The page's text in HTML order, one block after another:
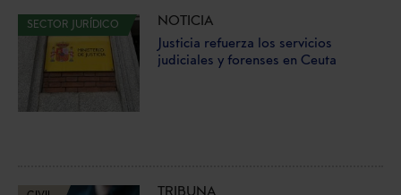
SECTOR JURÍDICO
NOTICIA
Justicia refuerza los servicios
judiciales y forenses en Ceuta